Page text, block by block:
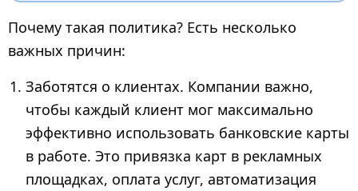
Почему такая политика? Есть несколько
важных причин:
Заботятся о клиентах. Компании важно,
чтобы каждый клиент мог максимально
эффективно использовать банковские карты
в работе. Это привязка карт в рекламных
площадках, оплата услуг, автоматизация